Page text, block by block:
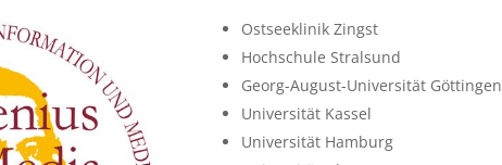
Ostseeklinik Zingst
Hochschule Stralsund
Georg-August-Universität Göttingen
Universität Kassel
Universität Hamburg